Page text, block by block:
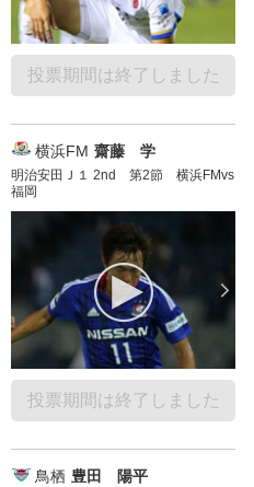
投票期間は終了しました
横浜FM 齋藤 学
明治安田Ｊ１ 2nd 第2節 横浜FMvs
福岡
投票期間は終了しました
鳥栖 豊田 陽平